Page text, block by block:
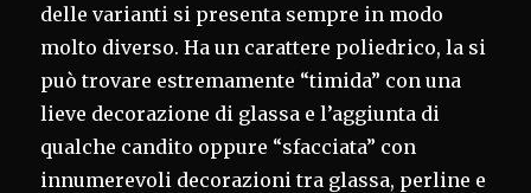
delle varianti si presenta sempre in modo
molto diverso. Ha un carattere poliedrico, la si
può trovare estremamente “timida” con una
lieve decorazione di glassa e l’aggiunta di
qualche candito oppure “sfacciata” con
innumerevoli decorazioni tra glassa, perline e